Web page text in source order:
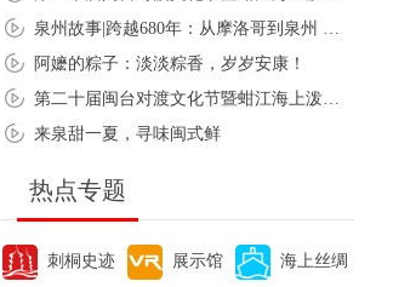
阿嬷的粽子：淡淡粽香，岁岁安康！
来泉甜一夏，寻味闽式鲜
热点专题
刺桐史迹 展示馆 海上丝绸